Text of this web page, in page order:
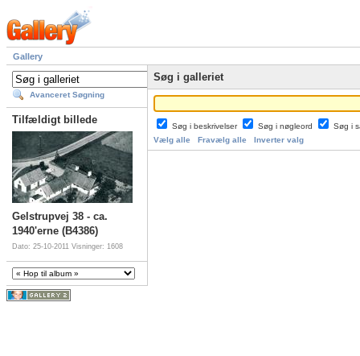
Gallery
Avanceret Søgning
Tilfældigt billede
Gelstrupvej 38 - ca.
1940'erne (B4386)
Dato: 25-10-2011 Visninger: 1608
Søg i galleriet
Søg i beskrivelser Søg i nøgleord
Søg i
Vælg alle
Fravælg alle Inverter valg